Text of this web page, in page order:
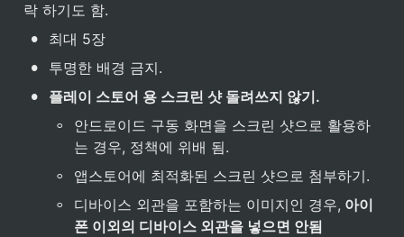
락 하기도 함.
• 최대 5장
• 투명한 배경 금지.
• 플레이 스토어 용 스크린 샷 돌려쓰지 않기.
◦
안드로이드 구동 화면을 스크린 샷으로 활용하
는 경우, 정책에 위배 됨.
◦ 앱스토어에 최적화된 스크린 샷으로 첨부하기.
◦ 디바이스 외관을 포함하는 이미지인 경우, 아이
폰 이외의 디바이스 외관을 넣으면 안됨